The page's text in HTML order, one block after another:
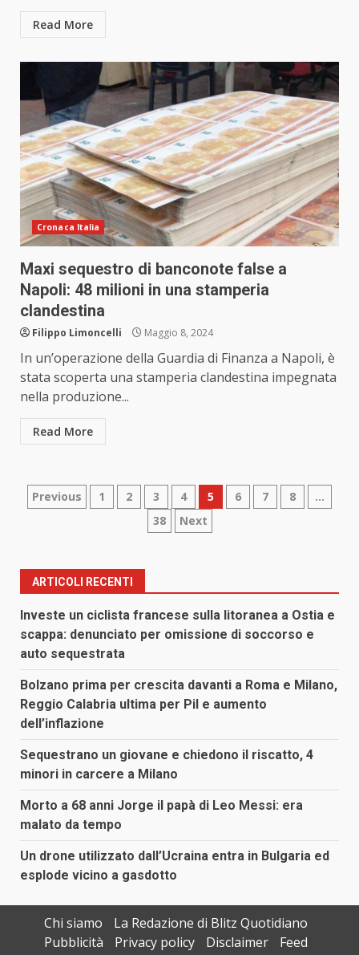
Read More
Cronaca Italia
Maxi sequestro di banconote false a
Napoli: 48 milioni in una stamperia
clandestina
Filippo Limoncelli Maggio 8, 2024
In un’operazione della Guardia di Finanza a Napoli, è
stata scoperta una stamperia clandestina impegnata
nella produzione...
Read More
Paginazione
articoli
Previous 1 2 3 4 5 6 7 8
…
38
Next
ARTICOLI RECENTI
Investe un ciclista francese sulla litoranea a Ostia e
scappa: denunciato per omissione di soccorso e
auto sequestrata
Bolzano prima per crescita davanti a Roma e Milano,
Reggio Calabria ultima per Pil e aumento
dell’inflazione
Sequestrano un giovane e chiedono il riscatto, 4
minori in carcere a Milano
Morto a 68 anni Jorge il papà di Leo Messi: era
malato da tempo
Un drone utilizzato dall’Ucraina entra in Bulgaria ed
esplode vicino a gasdotto
Chi siamo
La Redazione di Blitz Quotidiano
Pubblicità
Privacy policy Disclaimer Feed